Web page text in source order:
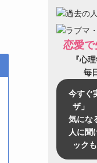
恋愛で
『心
毎
今すぐ
ザ」
気にな
人に聞
ック